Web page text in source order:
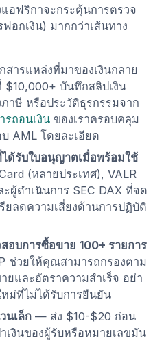
อฟริกาจะกระตุ้นการตรวจ
อกเงิน) มากกว่าเส้นทาง
ารแหล่งที่มาของเงินกลาย
$10,000+ บันทึกสลิปเงิน
าษี หรือประวัติธุรกรรมจาก
รถอนเงินของเราครอบคลุม
AML โดยละเอียด
ด้รับใบอนุญาตเมื่อพร้อมใช้
(หลายประเทศ), VALR
ผู้ดำเนินการ SEC DAX ที่จด
ยลดความเสี่ยงด้านการปฏิบัติ
อบการซื้อขาย 100+ รายการ
ช่วยให้คุณสามารถกรองตาม
ยและอัตราความสำเร็จ อย่า
ม่ที่ไม่ได้รับการยืนยัน
นเล็ก— ส่ง $10-$20 ก่อน
เงินของผู้รับหรือหมายเลขมัน